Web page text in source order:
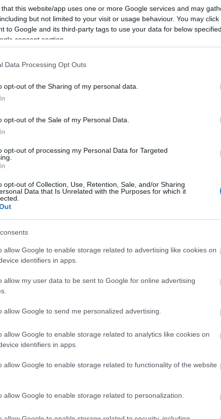
that this website/app uses one or more Google services and may
but not limited to your visit or usage behaviour. You may
to Google and its third-party tags to use your data for below
consent section.
Data Processing Opt Outs
opt-out of the Sharing of my personal data.
opt-out of the Sale of my Personal Data.
opt-out of processing my Personal Data for Targeted
opt-out of Collection, Use, Retention, Sale, and/or Sharing
Data that Is Unrelated with the Purposes for which it
allow Google to enable storage related to advertising like cookies on
identifiers in apps.
allow my user data to be sent to Google for online advertising
allow Google to send me personalized advertising.
allow Google to enable storage related to analytics like cookies on
identifiers in apps.
allow Google to enable storage related to functionality of the website
allow Google to enable storage related to personalization.
Tetszik 0
Szólj hozzá!
élet egyik visszatérő fénypontja az 1875 óta
kerülő Müncheni Operafesztivál. Amikor más
működő Bayerische Staatsoper nemcsak
tart egészen július végéig, hanem az évad korábbi
Anja Kampe Bayerische Staatsoper A Nyugat lánya Brandon
hazai előadás-
mint A Nyugat lánya 1912-es premierjét. A színház
egy nagy sikerre. Michael Balling a november
előadás után közölte gróf Zichy…
Gatsby
( 2) A
víg
Koncert
(15)
(2)
Bieito
)
Casa